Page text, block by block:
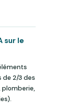
sur le
de 2/3 des